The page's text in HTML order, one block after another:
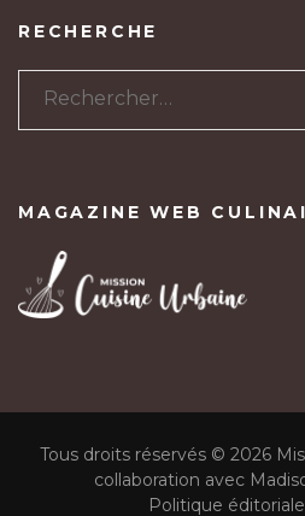
RECHERCHE
Rechercher :
MAGAZINE WEB
Tous droits réservés © 2026
collaboration avec
Politique